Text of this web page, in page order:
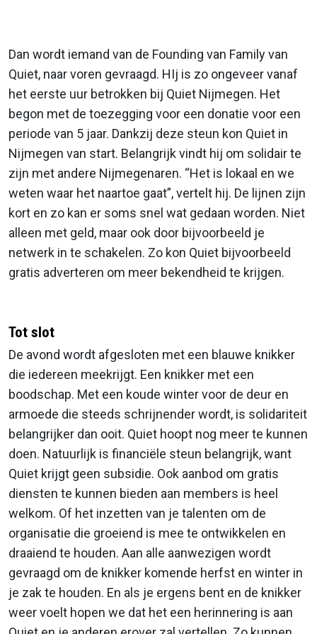
Dan wordt iemand van de Founding van Family van
Quiet, naar voren gevraagd. HIj is zo ongeveer vanaf
het eerste uur betrokken bij Quiet Nijmegen. Het
begon met de toezegging voor een donatie voor een
periode van 5 jaar. Dankzij deze steun kon Quiet in
Nijmegen van start. Belangrijk vindt hij om solidair te
zijn met andere Nijmegenaren. “Het is lokaal en we
weten waar het naartoe gaat”, vertelt hij. De lijnen zijn
kort en zo kan er soms snel wat gedaan worden. Niet
alleen met geld, maar ook door bijvoorbeeld je
netwerk in te schakelen. Zo kon Quiet bijvoorbeeld
gratis adverteren om meer bekendheid te krijgen.
Tot slot
De avond wordt afgesloten met een blauwe knikker
die iedereen meekrijgt. Een knikker met een
boodschap. Met een koude winter voor de deur en
armoede die steeds schrijnender wordt, is solidariteit
belangrijker dan ooit. Quiet hoopt nog meer te kunnen
doen. Natuurlijk is financiële steun belangrijk, want
Quiet krijgt geen subsidie. Ook aanbod om gratis
diensten te kunnen bieden aan members is heel
welkom. Of het inzetten van je talenten om de
organisatie die groeiend is mee te ontwikkelen en
draaiend te houden. Aan alle aanwezigen wordt
gevraagd om de knikker komende herfst en winter in
je zak te houden. En als je ergens bent en de knikker
weer voelt hopen we dat het een herinnering is aan